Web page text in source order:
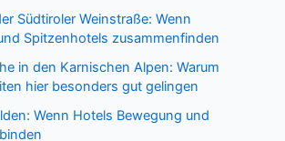
Südtiroler Weinstraße: Wenn
Spitzenhotels zusammenfinden
in den Karnischen Alpen: Warum
hier besonders gut gelingen
Wenn Hotels Bewegung und